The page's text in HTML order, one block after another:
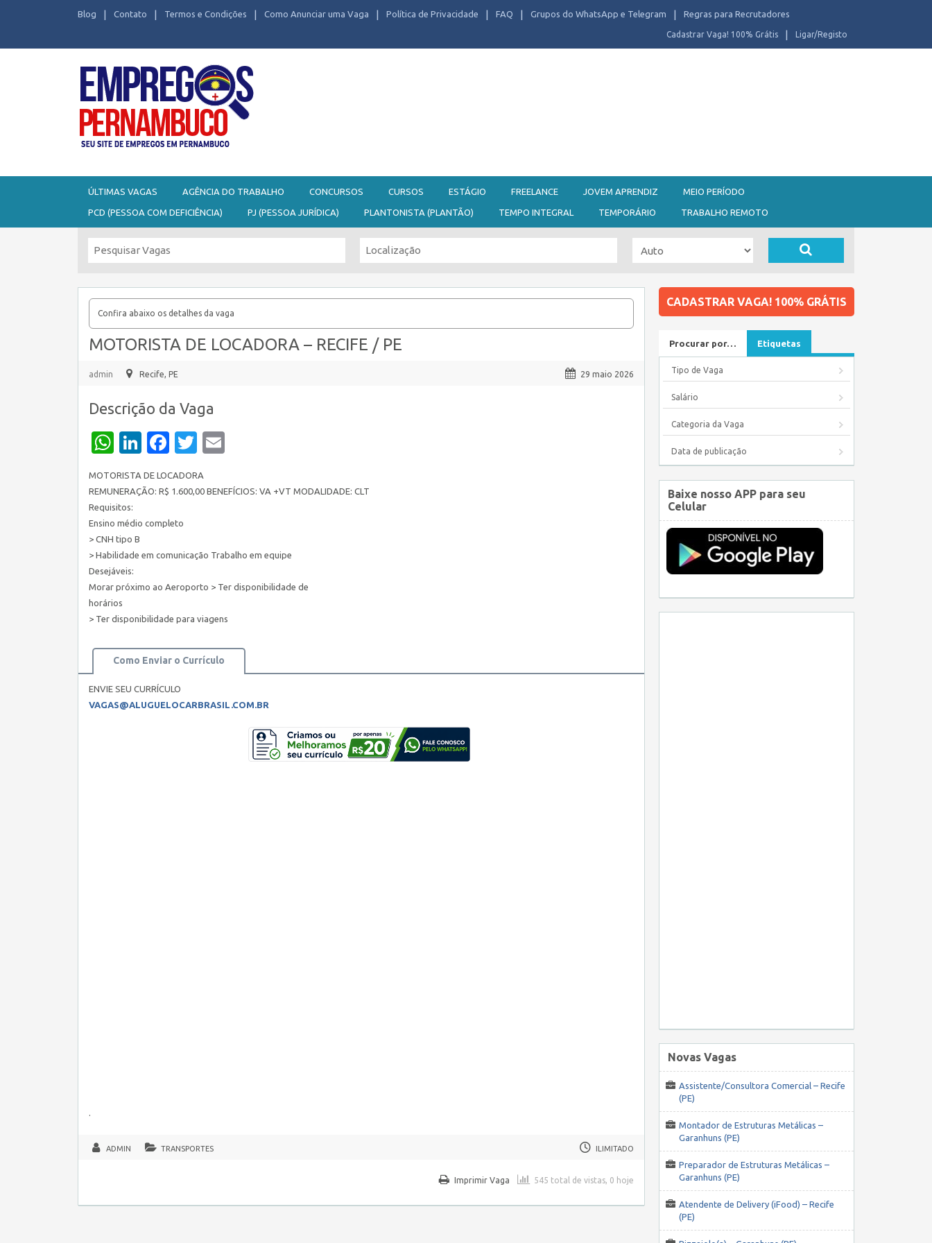
Blog Contato Termos e Condições Como Anunciar uma Vaga Política de Privacidade FAQ Grupos do WhatsApp e Telegram Regras para Recrutadores
Ligar/Registo
Cadastrar Vaga! 100% Grátis
ÚLTIMAS VAGAS AGÊNCIA DO TRABALHO CONCURSOS CURSOS ESTÁGIO FREELANCE JOVEM APRENDIZ MEIO PERÍODO
PCD (PESSOA COM DEFICIÊNCIA) PJ (PESSOA JURÍDICA) PLANTONISTA (PLANTÃO) TEMPO INTEGRAL TEMPORÁRIO TRABALHO REMOTO
Confira abaixo os detalhes da vaga
MOTORISTA DE LOCADORA – RECIFE / PE
admin Recife, PE 29 maio 2026
Descrição da Vaga
WhatsApp
LinkedIn
Facebook
Twitter
MOTORISTA DE LOCADORA
REMUNERAÇÃO: R$ 1.600,00 BENEFÍCIOS: VA +VT MODALIDADE: CLT
Requisitos:
Ensino médio completo
> CNH tipo B
> Habilidade em comunicação Trabalho em equipe
Desejáveis:
Morar próximo ao Aeroporto > Ter disponibilidade de
horários
> Ter disponibilidade para viagens
Como Enviar o Currículo
ENVIE SEU CURRÍCULO
VAGAS@ALUGUELOCARBRASIL.COM.BR
.
ADMIN TRANSPORTES ILIMITADO
545 total de vistas, 0 hoje
Imprimir Vaga
CADASTRAR VAGA! 100% GRÁTIS
Procurar por… Etiquetas
Tipo de Vaga
Salário
Categoria da Vaga
Data de publicação
Baixe nosso APP para seu
Celular
Novas Vagas
Assistente/Consultora Comercial – Recife
(PE)
Montador de Estruturas Metálicas –
Garanhuns (PE)
Preparador de Estruturas Metálicas –
Garanhuns (PE)
Atendente de Delivery (iFood) – Recife
(PE)